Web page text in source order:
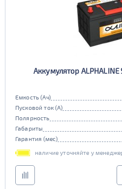
Аккумулятор ALPHALINE
Емкость (Ач)
Пусковой ток (А)
Полярность
Габариты
Гарантия (мес)
наличие уточняйте у